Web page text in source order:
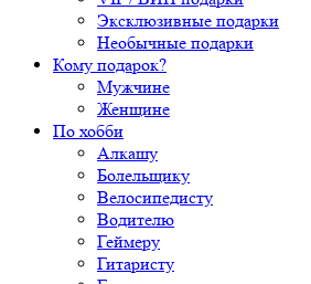
Эксклюзивные подарки
Необычные подарки
Кому подарок?
Мужчине
Женщине
По хобби
Алкашу
Болельщику
Велосипедисту
Водителю
Геймеру
Гитаристу